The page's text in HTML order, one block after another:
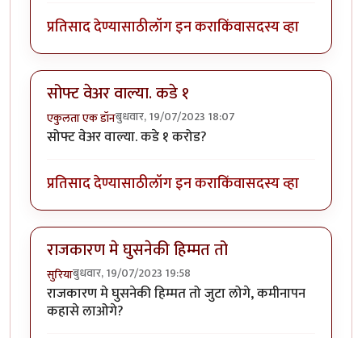
प्रतिसाद देण्यासाठीलॉग इन कराकिंवासदस्य व्हा
सोफ्ट वेअर वाल्या. कडे १
एकुलता एक डॉनबुधवार, 19/07/2023 18:07
सोफ्ट वेअर वाल्या. कडे १ करोड?
प्रतिसाद देण्यासाठीलॉग इन कराकिंवासदस्य व्हा
राजकारण मे घुसनेकी हिम्मत तो
सुरियाबुधवार, 19/07/2023 19:58
राजकारण मे घुसनेकी हिम्मत तो जुटा लोगे, कमीनापन
कहासे लाओगे?